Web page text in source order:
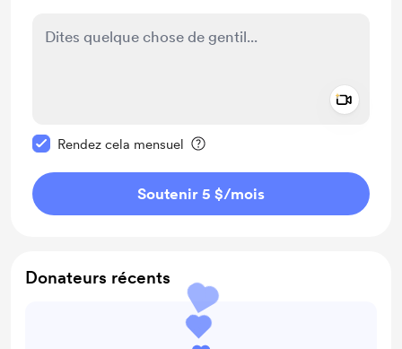
Rendez cela mensuel
Soutenir 5 $/mois
Donateurs récents